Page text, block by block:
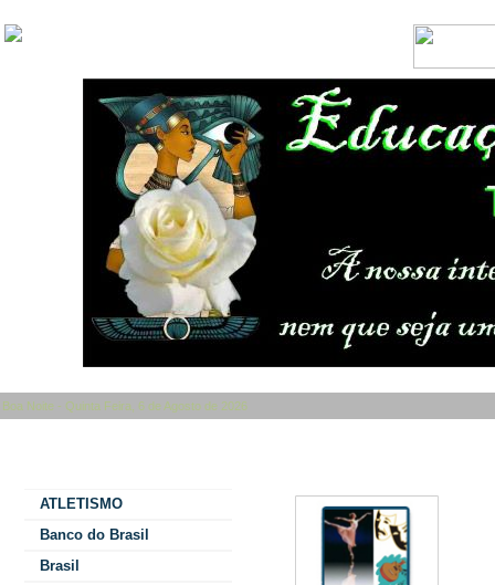
Boa Noite - Quinta Feira, 6 de Agosto de 2026
ATLETISMO
Banco do Brasil
Brasil